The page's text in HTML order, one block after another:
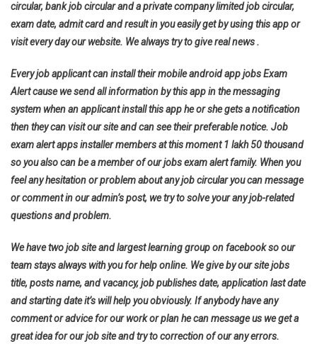
circular, bank job circular and a private company limited job circular,
exam date, admit card and result in you easily get by using this app or
visit every day our website. We always try to give real news .
Every job applicant can install their mobile android app jobs Exam
Alert cause we send all information by this app in the messaging
system when an applicant install this app he or she gets a notification
then they can visit our site and can see their preferable notice. Job
exam alert apps installer members at this moment 1 lakh 50 thousand
so you also can be a member of our jobs exam alert family. When you
feel any hesitation or problem about any job circular you can message
or comment in our admin’s post, we try to solve your any job-related
questions and problem.
We have two job site and largest learning group on facebook so our
team stays always with you for help online. We give by our site jobs
title, posts name, and vacancy, job publishes date, application last date
and starting date it’s will help you obviously. If anybody have any
comment or advice for our work or plan he can message us we get a
great idea for our job site and try to correction of our any errors.